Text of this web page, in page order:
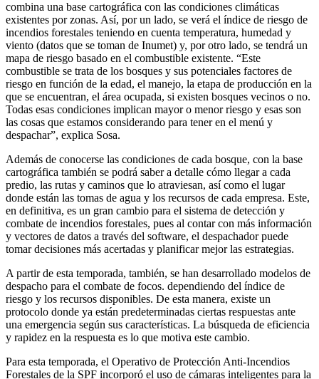
combina una base cartográfica con las condiciones climáticas
existentes por zonas. Así, por un lado, se verá el índice de riesgo de
incendios forestales teniendo en cuenta temperatura, humedad y
viento (datos que se toman de Inumet) y, por otro lado, se tendrá un
mapa de riesgo basado en el combustible existente. “Este
combustible se trata de los bosques y sus potenciales factores de
riesgo en función de la edad, el manejo, la etapa de producción en la
que se encuentran, el área ocupada, si existen bosques vecinos o no.
Todas esas condiciones implican mayor o menor riesgo y esas son
las cosas que estamos considerando para tener en el menú y
despachar”, explica Sosa.
Además de conocerse las condiciones de cada bosque, con la base
cartográfica también se podrá saber a detalle cómo llegar a cada
predio, las rutas y caminos que lo atraviesan, así como el lugar
donde están las tomas de agua y los recursos de cada empresa. Este,
en definitiva, es un gran cambio para el sistema de detección y
combate de incendios forestales, pues al contar con más información
y vectores de datos a través del software, el despachador puede
tomar decisiones más acertadas y planificar mejor las estrategias.
A partir de esta temporada, también, se han desarrollado modelos de
despacho para el combate de focos. dependiendo del índice de
riesgo y los recursos disponibles. De esta manera, existe un
protocolo donde ya están predeterminadas ciertas respuestas ante
una emergencia según sus características. La búsqueda de eficiencia
y rapidez en la respuesta es lo que motiva este cambio.
Para esta temporada, el Operativo de Protección Anti-Incendios
Forestales de la SPF incorporó el uso de cámaras inteligentes para la